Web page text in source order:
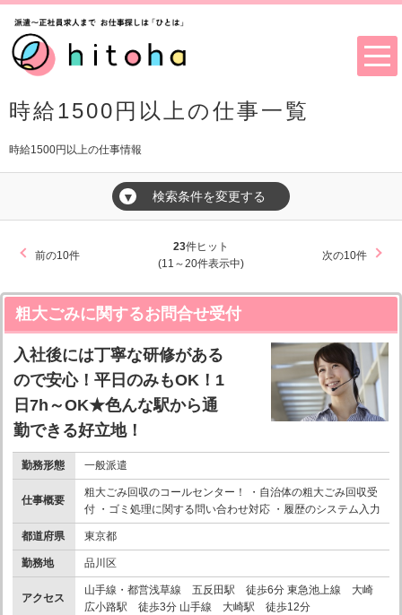
時給1500円以上の仕事一覧
時給1500円以上の仕事情報
▼ 検索条件を変更する
前の10件
23件ヒット
(11～20件表示中)
次の10件
粗大ごみに関するお問合せ受付
入社後には丁寧な研修がある
ので安心！平日のみもOK！1
日7h～OK★色んな駅から通
勤できる好立地！
勤務形態 一般派遣
仕事概要
粗大ごみ回収のコールセンター！ ・自治体の粗大ごみ回収受
付 ・ゴミ処理に関する問い合わせ対応 ・履歴のシステム入力
都道府県 東京都
勤務地 品川区
アクセス
山手線・都営浅草線 五反田駅 徒歩6分 東急池上線 大崎
広小路駅 徒歩3分 山手線 大崎駅 徒歩12分